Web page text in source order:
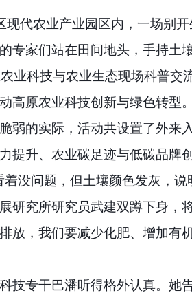
现代农业产业园区内，一场别
专家们站在田间地头，手持土
业科技与农业生态现场科普
高原农业科技创新与绿色转型。
弱的实际，活动共设置了外来
提升、农业碳足迹与低碳品牌
着没问题，但土壤颜色发灰，
研究所研究员武建双蹲下身，
放，我们要减少化肥、增加有
技专干巴潘听得格外认真。她